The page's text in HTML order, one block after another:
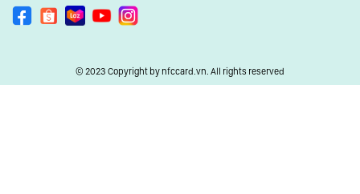
© 2023 Copyright by nfccard.vn. All rights reserved